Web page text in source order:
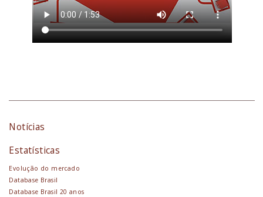
Notícias
Estatísticas
Evolução do mercado
Database Brasil
Database Brasil 20 anos